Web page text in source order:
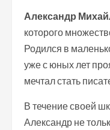
Александр
которого
Родился в
уже с юных лет
мечтал стать
В течение своей
Александр не